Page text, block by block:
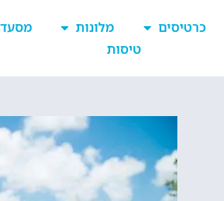
כרטיסים מלונות
טיסות